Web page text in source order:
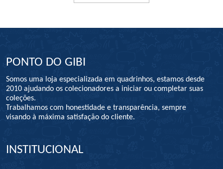
PONTO DO GIBI
Somos uma loja especializada em quadrinhos, estamos desde
2010 ajudando os colecionadores a iniciar ou completar suas
coleções.
Trabalhamos com honestidade e transparência, sempre
visando à máxima satisfação do cliente.
INSTITUCIONAL